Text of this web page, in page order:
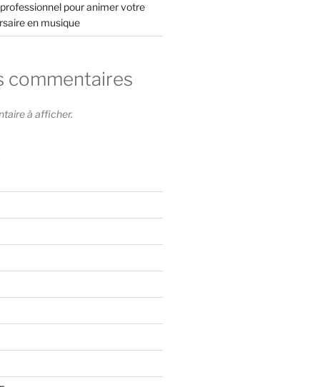
pour animer votre
en musique
commentaires
à afficher.